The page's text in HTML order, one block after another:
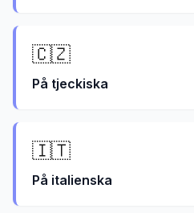
🇨🇿
På tjeckiska
🇮🇹
På italienska